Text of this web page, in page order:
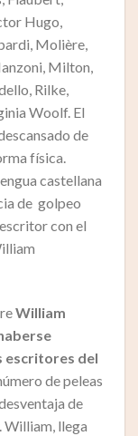
Hugo,
Molière,
Milton,
Rilke,
Woolf. El
de
física.
castellana
de golpeo
con el
William
escritores del
de peleas
de
William, llega